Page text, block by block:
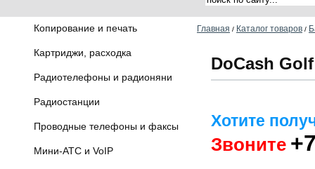
Копирование и печать
Картриджи, расходка
Радиотелефоны и радионяни
Радиостанции
Проводные телефоны и факсы
Мини-АТС и VoIP
Главная / Каталог товаров /
DoCash
Хотите
Звоните